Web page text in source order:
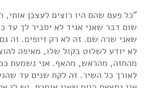
"כל פעם שהם היו רוצים לעצבן אותי,
שום דבר שאני אגיד לא יסביר לך עד
שאני שרה שם. זה לא רק זיופים. זה
לא יודע לשלוט בקול שלו, מאיפה
מהחזה, מהראש, מהאף. אני נשמעת
לאורך כל השיר. זה לקח שנים עד